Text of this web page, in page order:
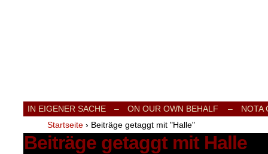
Internationale Onlinezeitung für Frieden,
IN EIGENER SACHE – ON OUR OWN BEHALF –
NOTA
Startseite › Beiträge getaggt mit "Halle"
Beiträge getaggt mit Halle